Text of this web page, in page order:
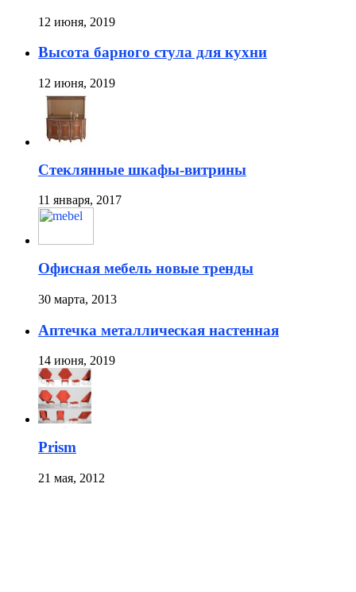
12 июня, 2019
Высота барного стула для кухни
12 июня, 2019
Стеклянные шкафы-витрины
11 января, 2017
Офисная мебель новые тренды
30 марта, 2013
Аптечка металлическая настенная
14 июня, 2019
Prism
21 мая, 2012